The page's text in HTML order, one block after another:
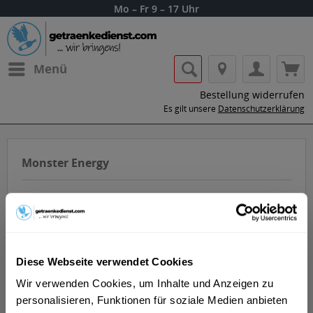
Diese Webseite verwendet Cookies
Wir verwenden Cookies, um Inhalte und Anzeigen zu
personalisieren, Funktionen für soziale Medien anbieten
Mo – Fr 9 – 17 Uhr
Menü
Bestellung widerrufen
Es gilt unsere Datenschutzerklärung
Monster Energy
nach Hause oder ins Büro liefern.